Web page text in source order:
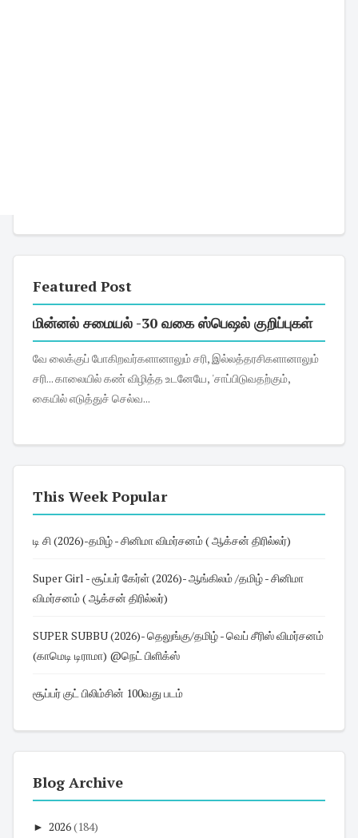
Featured Post
மின்னல் சமையல் -30 வகை ஸ்பெஷல் குறிப்புகள்
வே லைக்குப் போகிறவர்களானாலும் சரி, இல்லத்தரசிகளானாலும்
சரி... காலையில் கண் விழித்த உடனேயே, 'சாப்பிடுவதற்கும்,
கையில் எடுத்துச் செல்வ...
This Week Popular
டி சி (2026)-தமிழ் - சினிமா விமர்சனம் ( ஆக்சன் திரில்லர்)
Super Girl - சூப்பர் கேர்ள் (2026)- ஆங்கிலம் /தமிழ் - சினிமா
விமர்சனம் ( ஆக்சன் திரில்லர்)
SUPER SUBBU (2026)- தெலுங்கு/தமிழ் - வெப் சீரிஸ் விமர்சனம்
(காமெடி டிராமா) @நெட் பிளிக்ஸ்
சூப்பர் குட் பிலிம்சின் 100வது படம்
Blog Archive
► 2026(184)